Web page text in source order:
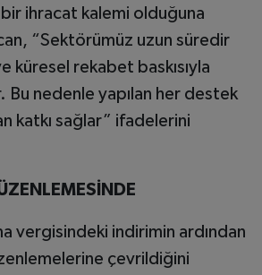
ihracat kalemi olduğuna
“Sektörümüz uzun süredir
küresel rekabet baskısıyla
Bu nedenle yapılan her destek
katkı sağlar” ifadelerini
vergisindeki indirimin ardından
çevrildiğini